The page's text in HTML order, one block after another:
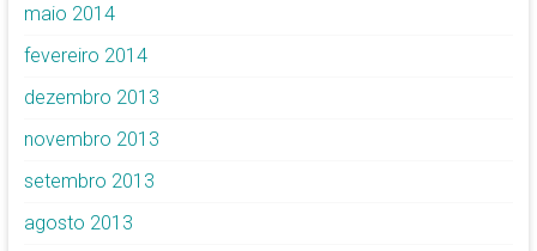
maio 2014
fevereiro 2014
dezembro 2013
novembro 2013
setembro 2013
agosto 2013